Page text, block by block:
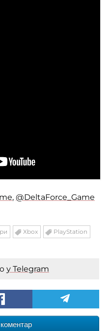
, @DeltaForce_Game
Xbox PlayStation
у Telegram